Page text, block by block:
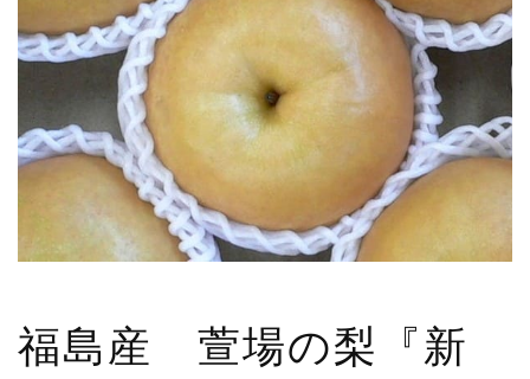
福島産 萱場の梨『新